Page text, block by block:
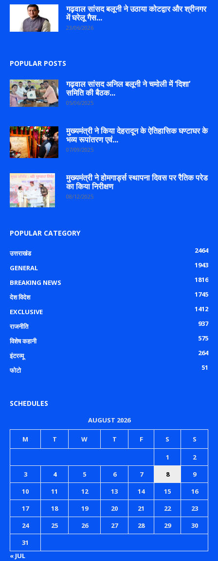
गढ़वाल सांसद बलूनी ने उठाया कोटद्वार और श्रीनगर
में घरेलू गैस...
23/06/2026
POPULAR POSTS
गढ़वाल सांसद अनिल बलूनी ने चमोली में ‘दिशा’
समिति की बैठक...
05/06/2025
मुख्यमंत्री ने किया देहरादून के ऐतिहासिक घण्टाघर के
भव्य रूपांतरण एवं...
07/09/2025
मुख्यमंत्री ने होमगार्ड्स स्थापना दिवस पर रैतिक परेड
का किया निरीक्षण
08/12/2025
POPULAR CATEGORY
उत्तराखंड
2464
GENERAL
1943
BREAKING NEWS
1816
देश विदेश
1745
EXCLUSIVE
1412
राजनीति
937
विशेष कहानी
575
इंटरव्यू
264
फोटो
51
SCHEDULES
AUGUST 2026
M T W T F S S
1
2
3
4 5 6 7 8
9
10
11 12 13 14 15
16
17
18 19 20 21 22
23
24
25 26 27 28 29
30
31
« JUL